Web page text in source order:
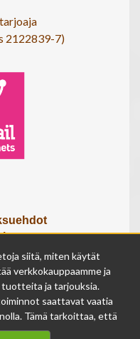
2122839-7)
17
siitä, miten käytät
verkkokauppaamme ja
ja tarjouksia.
saattavat vaatia
Tämä tarkoittaa, että
tiedot voivat kertyä,